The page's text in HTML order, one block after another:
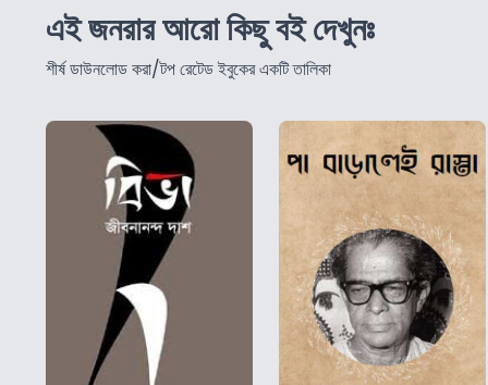
এই জনরার আরো কিছু বই দেখুনঃ
শীর্ষ ডাউনলোড করা/টপ রেটেড ইবুকের একটি তালিকা